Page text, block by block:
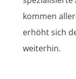
kommen
erhöht sich
weiterhin.